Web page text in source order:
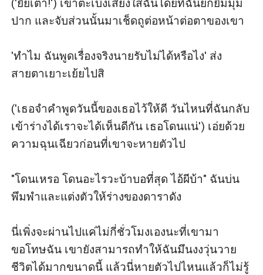
('ยัยเต่า!') เขาตะเบ็งเสียงใส่ฉันโดยที่ฉันยกยิ้มมุม
ปาก และจับส่วนนั้นมาเช็ดถูต่อหน้าต่อตาของเขา
'ทำไม ฉันพูดเรื่องจริงนายรับไม่ได้หรือไง' ส่ง
สายตาเยาะเย้ยไปสิ
('เธอจำคำพูดวันนี้ของเธอไว้ให้ดี วันไหนที่ฉันกลับ
เข้าร่างได้เราจะได้เห็นดีกัน เธอโดนแน่') เอ่ยด้วย
ความฉุนเฉียวก่อนที่เขาจะหายตัวไป
"โดนเหรอ โดนอะไรวะบ้าบอที่สุด ไอ้ผีบ้า" ฉันบ่น
พึมพำและแต่งตัวให้ร่างของดาราดัง
นี่เพิ่งจะผ่านไปแค่ไม่กี่ชั่วโมงเองนะที่เขามา
ขอโทษฉัน เขายังสามารถทำให้ฉันมึนงงวุ่นวาย
ชีวิตได้มากขนาดนี้ แล้วนี่หายตัวไปไหนแล้วก็ไม่รู้